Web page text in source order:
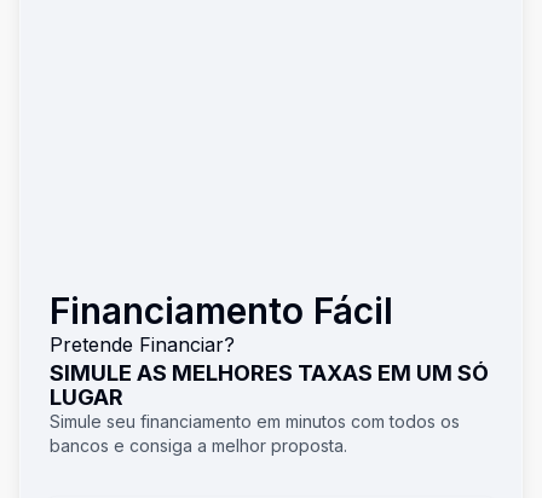
Financiamento Fácil
Pretende Financiar?
SIMULE AS MELHORES TAXAS EM UM SÓ
LUGAR
Simule seu financiamento em minutos com todos os
bancos e consiga a melhor proposta.